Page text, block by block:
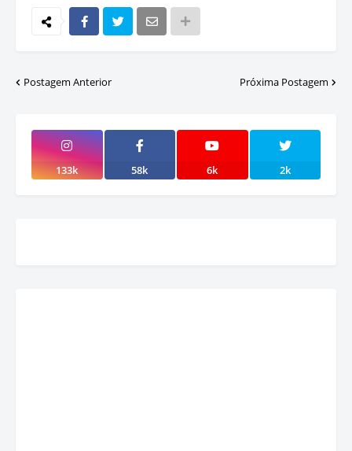
Postagem Anterior Próxima Postagem
133k 58k 6k 2k